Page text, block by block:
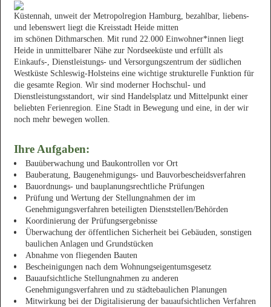
Küstennah, unweit der Metropolregion Hamburg, bezahlbar, liebens-
und lebenswert liegt die Kreisstadt Heide mitten
im schönen Dithmarschen. Mit rund 22.000 Einwohner*innen liegt
Heide in unmittelbarer Nähe zur Nordseeküste und erfüllt als
Einkaufs-, Dienstleistungs- und Versorgungszentrum der südlichen
Westküste Schleswig-Holsteins eine wichtige strukturelle Funktion für
die gesamte Region. Wir sind moderner Hochschul- und
Dienstleistungsstandort, wir sind Handelsplatz und Mittelpunkt einer
beliebten Ferienregion. Eine Stadt in Bewegung und eine, in der wir
noch mehr bewegen wollen.
Ihre Aufgaben:
Bauüberwachung und Baukontrollen vor Ort
Bauberatung, Baugenehmigungs- und Bauvorbescheidsverfahren
Bauordnungs- und bauplanungsrechtliche Prüfungen
Prüfung und Wertung der Stellungnahmen der im
Genehmigungsverfahren beteiligten Dienststellen/Behörden
Koordinierung der Prüfungsergebnisse
Überwachung der öffentlichen Sicherheit bei Gebäuden, sonstigen
baulichen Anlagen und Grundstücken
Abnahme von fliegenden Bauten
Bescheinigungen nach dem Wohnungseigentumsgesetz
Bauaufsichtliche Stellungnahmen zu anderen
Genehmigungsverfahren und zu städtebaulichen Planungen
Mitwirkung bei der Digitalisierung der bauaufsichtlichen Verfahren